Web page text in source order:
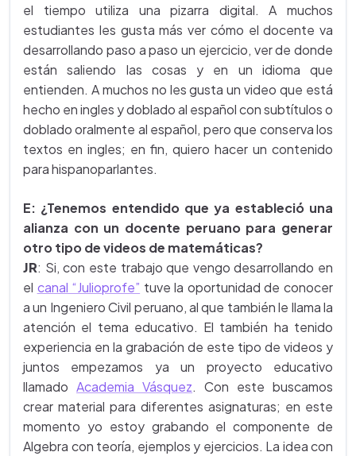
el tiempo utiliza una pizarra digital. A muchos
estudiantes les gusta más ver cómo el docente va
desarrollando paso a paso un ejercicio, ver de donde
están saliendo las cosas y en un idioma que
entienden. A muchos no les gusta un video que está
hecho en ingles y doblado al español con subtítulos o
doblado oralmente al español, pero que conserva los
textos en ingles; en fin, quiero hacer un contenido
para hispanoparlantes.
E: ¿Tenemos entendido que ya estableció una
alianza con un docente peruano para generar
otro tipo de videos de matemáticas?
JR: Si, con este trabajo que vengo desarrollando en
el canal “Julioprofe” tuve la oportunidad de conocer
a un Ingeniero Civil peruano, al que también le llama la
atención el tema educativo. El también ha tenido
experiencia en la grabación de este tipo de videos y
juntos empezamos ya un proyecto educativo
llamado Academia Vásquez. Con este buscamos
crear material para diferentes asignaturas; en este
momento yo estoy grabando el componente de
Algebra con teoría, ejemplos y ejercicios. La idea con